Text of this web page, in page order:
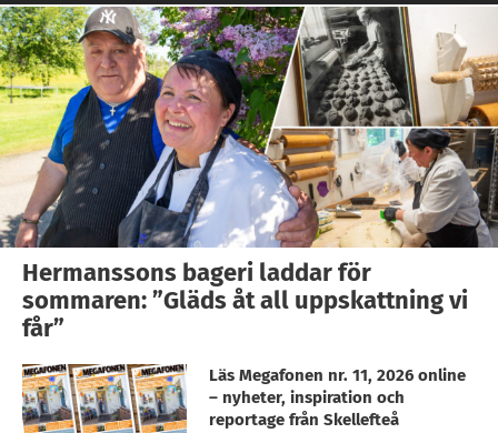
Hermanssons bageri laddar för
sommaren: ”Gläds åt all uppskattning vi
får”
Läs Megafonen nr. 11, 2026 online
– nyheter, inspiration och
reportage från Skellefteå